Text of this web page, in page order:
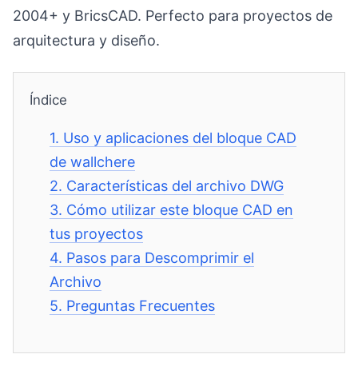
2004+ y BricsCAD. Perfecto para proyectos de
arquitectura y diseño.
Índice
1. Uso y aplicaciones del bloque CAD
de wallchere
2. Características del archivo DWG
3. Cómo utilizar este bloque CAD en
tus proyectos
4. Pasos para Descomprimir el
Archivo
5. Preguntas Frecuentes